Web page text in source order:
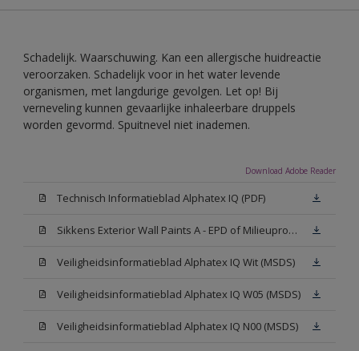
Schadelijk. Waarschuwing. Kan een allergische huidreactie
veroorzaken. Schadelijk voor in het water levende
organismen, met langdurige gevolgen. Let op! Bij
verneveling kunnen gevaarlijke inhaleerbare druppels
worden gevormd. Spuitnevel niet inademen.
Download Adobe Reader
Technisch Informatieblad Alphatex IQ (PDF)
Sikkens Exterior Wall Paints A - EPD of Milieuproductverklaring
Veiligheidsinformatieblad Alphatex IQ Wit (MSDS)
Veiligheidsinformatieblad Alphatex IQ W05 (MSDS)
Veiligheidsinformatieblad Alphatex IQ N00 (MSDS)